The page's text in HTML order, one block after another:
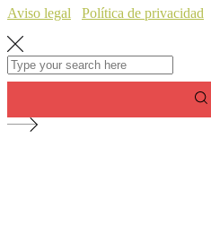
Aviso legal
Política de privacidad